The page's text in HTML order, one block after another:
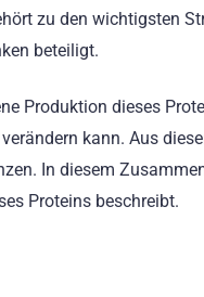
zu den wichtigsten
beteiligt.
Produktion dieses
kann. Aus
In diesem
Proteins beschreibt.